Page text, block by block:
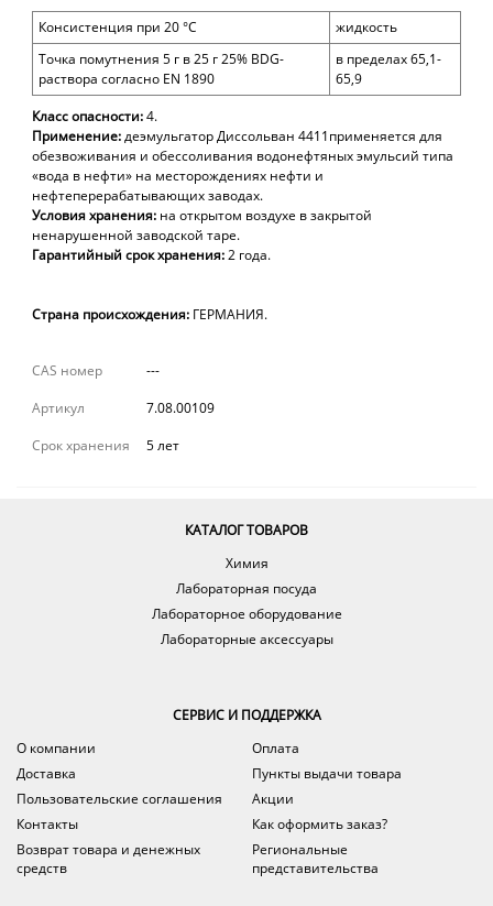
Консистенция при 20 °С
жидкость
Точка помутнения 5 г в 25 г 25% BDG-
раствора согласно EN 1890
в пределах 65,1-
65,9
Класс опасности:4.
Применение:деэмульгатор Диссольван 4411применяется для
обезвоживания и обессоливания водонефтяных эмульсий типа
«вода в нефти» на месторождениях нефти и
нефтеперерабатывающих заводах.
Условия хранения: на открытом воздухе в закрытой
ненарушенной заводской таре.
Гарантийный срок хранения:2 года.
Страна происхождения: ГЕРМАНИЯ.
CAS номер
---
Артикул
7.08.00109
Срок хранения
5 лет
КАТАЛОГ ТОВАРОВ
Химия
Лабораторная посуда
Лабораторное оборудование
Лабораторные аксессуары
СЕРВИС И ПОДДЕРЖКА
О компании
Оплата
Доставка
Пункты выдачи товара
Пользовательские соглашения
Акции
Контакты
Как оформить заказ?
Возврат товара и денежных
средств
Региональные
представительства